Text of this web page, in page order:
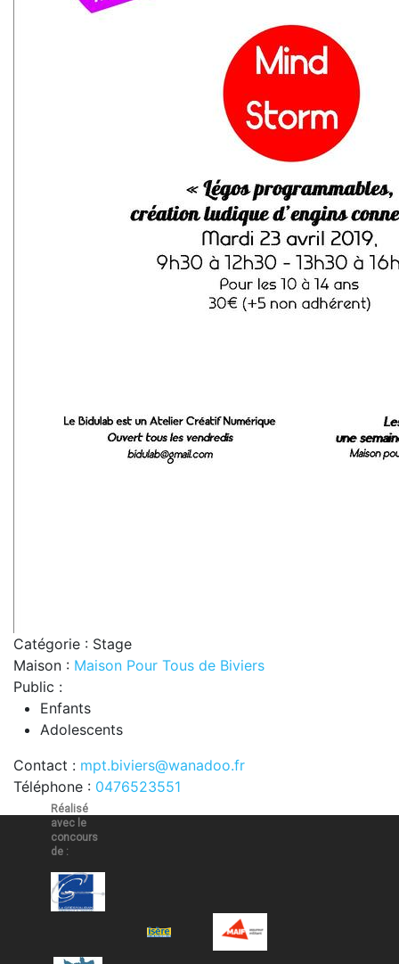
Catégorie : Stage
Maison : Maison Pour Tous de Biviers
Public :
Enfants
Adolescents
Contact : mpt.biviers@wanadoo.fr
Téléphone : 0476523551
Réalisé
avec le
concours
de :